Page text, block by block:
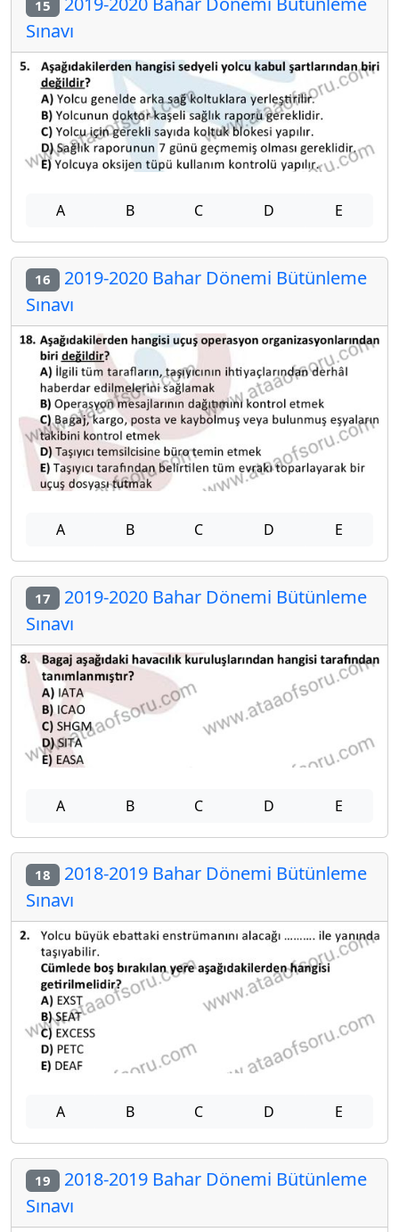
15
Sınavı
A B C D E
16 2019-2020 Bahar Dönemi Bütünleme
Sınavı
A B C D E
17 2019-2020 Bahar Dönemi Bütünleme
Sınavı
A B C D E
18 2018-2019 Bahar Dönemi Bütünleme
Sınavı
A B C D E
19 2018-2019 Bahar Dönemi Bütünleme
Sınavı